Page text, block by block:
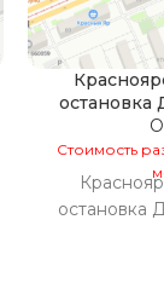
остановка
Стоимость
остановка